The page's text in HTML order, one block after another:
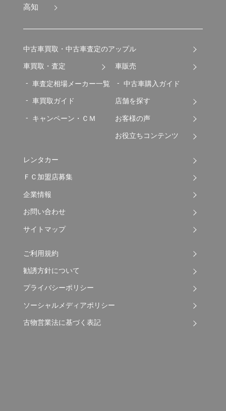
高知
中古車買取・中古車査定のアップル
車買取・査定
車査定相場メーカー一覧
車買取ガイド
キャンペーン・ＣＭ
車販売
中古車購入ガイド
店舗を探す
お客様の声
お役立ちコンテンツ
レンタカー
ＦＣ加盟店募集
企業情報
お問い合わせ
サイトマップ
ご利用規約
勧誘方針について
プライバシーポリシー
ソーシャルメディアポリシー
古物営業法に基づく表記